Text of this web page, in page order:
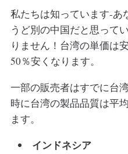
私たちは知っています-あ
うど別の中国だと思って
りません！台湾の単価は
50％安くなります。
一部の販売者はすでに台
時に台湾の製品品質は平
ます。
インドネシア